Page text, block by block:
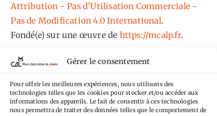
Gérer le consentement
Pour offrir les meilleures expériences, nous utilisons des
technologies telles que les cookies pour stocker et/ou accéder aux
informations des appareils. Le fait de consentir à ces technologies
nous permettra de traiter des données telles que le comportement de
Attribution - Pas d'Utilisation Commerciale -
Pas de Modification 4.0 International.
Fondé(e) sur une œuvre de https://mcalp.fr.
Tags